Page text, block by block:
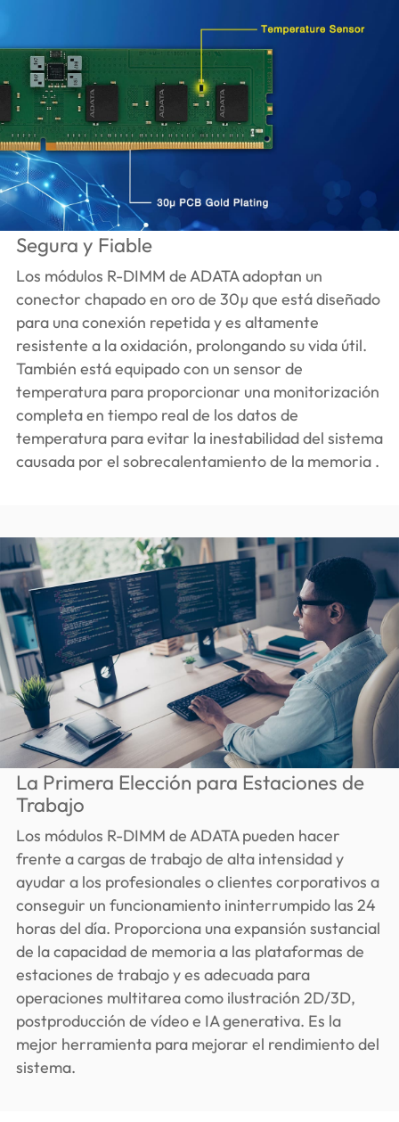
Segura y Fiable
Los módulos R-DIMM de ADATA adoptan un
conector chapado en oro de 30µ que está diseñado
para una conexión repetida y es altamente
resistente a la oxidación, prolongando su vida útil.
También está equipado con un sensor de
temperatura para proporcionar una monitorización
completa en tiempo real de los datos de
temperatura para evitar la inestabilidad del sistema
causada por el sobrecalentamiento de la memoria .
La Primera Elección para Estaciones de
Trabajo
Los módulos R-DIMM de ADATA pueden hacer
frente a cargas de trabajo de alta intensidad y
ayudar a los profesionales o clientes corporativos a
conseguir un funcionamiento ininterrumpido las 24
horas del día. Proporciona una expansión sustancial
de la capacidad de memoria a las plataformas de
estaciones de trabajo y es adecuada para
operaciones multitarea como ilustración 2D/3D,
postproducción de vídeo e IA generativa. Es la
mejor herramienta para mejorar el rendimiento del
sistema.